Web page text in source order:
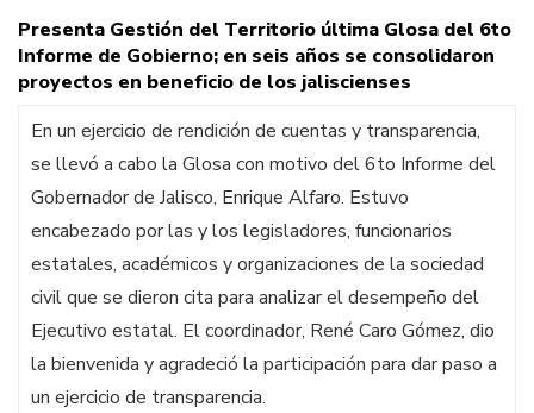
Presenta Gestión del Territorio última Glosa del 6to
Informe de Gobierno; en seis años se consolidaron
proyectos en beneficio de los jaliscienses
En un ejercicio de rendición de cuentas y transparencia,
se llevó a cabo la Glosa con motivo del 6to Informe del
Gobernador de Jalisco, Enrique Alfaro. Estuvo
encabezado por las y los legisladores, funcionarios
estatales, académicos y organizaciones de la sociedad
civil que se dieron cita para analizar el desempeño del
Ejecutivo estatal. El coordinador, René Caro Gómez, dio
la bienvenida y agradeció la participación para dar paso a
un ejercicio de transparencia.